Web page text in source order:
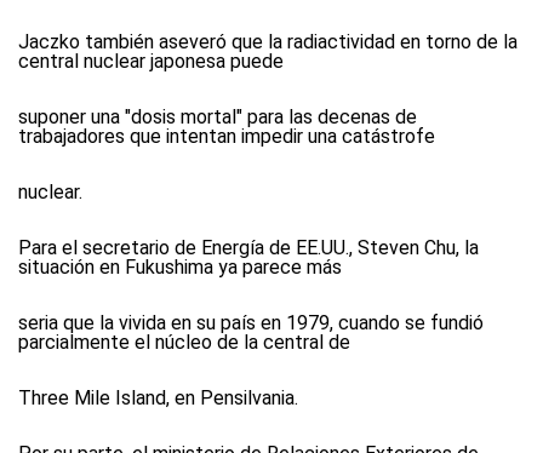
Jaczko también aseveró que la radiactividad en torno de la
central nuclear japonesa puede
suponer una "dosis mortal" para las decenas de
trabajadores que intentan impedir una catástrofe
nuclear.
Para el secretario de Energía de EE.UU., Steven Chu, la
situación en Fukushima ya parece más
seria que la vivida en su país en 1979, cuando se fundió
parcialmente el núcleo de la central de
Three Mile Island, en Pensilvania.